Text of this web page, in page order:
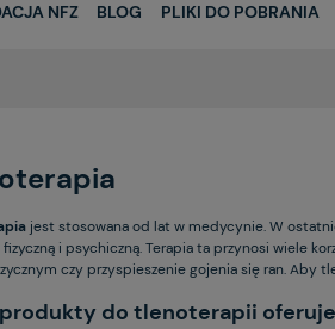
NFZ BLOG PLIKI DO POBRANIA
jest stosowana od lat w medycynie. W
i psychiczną. Terapia ta przynosi wiele
czy przyspieszenie gojenia się ran. Aby
do tlenoterapii